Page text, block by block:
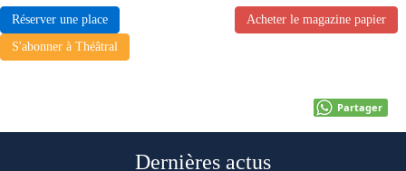
Réserver une place
Acheter le magazine papier
S'abonner à Théâtral
Partager
Dernières actus